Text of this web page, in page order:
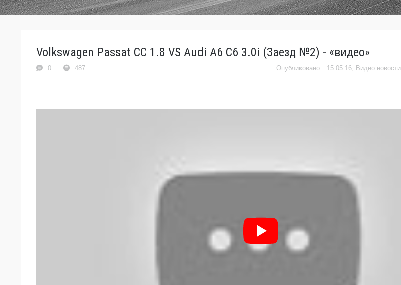
Volkswagen Passat CC 1.8 VS Audi A6 C6 3.0i (Заезд №2) - «видео»
15.05.16, Видео новости
0 487